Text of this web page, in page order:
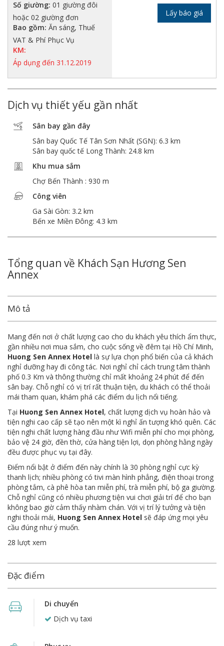
Số giường: 01 giường đôi
hoặc 02 giường đơn
Bao gồm: Ăn sáng, Thuế
VAT & Phí Phục Vụ
KM:
Áp dụng đến 31.12.2019
Lấy báo giá
Dịch vụ thiết yếu gần nhất
Sân bay gần đây
Sân bay Quốc Tế Tân Sơn Nhất (SGN): 6.3 km
Sân bay quốc tế Long Thành: 24.8 km
Khu mua sắm
Chợ Bến Thành : 930 m
Công viên
Ga Sài Gòn: 3.2 km
Bến xe Miền Đông: 4.3 km
Tổng quan về Khách Sạn Hương Sen
Annex
Mô tả
Mang đến nơi ở chất lượng cao cho du khách yêu thích ẩm thực,
gần nhiều nơi mua sắm, cho cuộc sống về đêm tại Hồ Chí Minh,
Huong Sen Annex Hotel là sự lựa chọn phổ biến của cả khách
nghỉ dưỡng hay đi công tác. Nơi nghỉ chỉ cách trung tâm thành
phố 0.3 Km và thông thường chỉ mất khoảng 24 phút để đến
sân bay. Chỗ nghỉ có vị trí rất thuận tiện, du khách có thể thoải
mái tham quan, khám phá các điểm du lịch nổi tiếng.
Tại Huong Sen Annex Hotel, chất lượng dịch vụ hoàn hảo và
tiện nghi cao cấp sẽ tạo nên một kì nghỉ ấn tượng khó quên. Các
tiện nghi chất lượng hàng đầu như Wifi miễn phí cho mọi phòng,
bảo vệ 24 giờ, đền thờ, cửa hàng tiện lợi, dọn phòng hằng ngày
đều được phục vụ tại đây.
Điểm nổi bật ở điểm đến này chính là 30 phòng nghỉ cực kỳ
thanh lịch; nhiều phòng có tivi màn hình phẳng, điện thoại trong
phòng tắm, cà phê hòa tan miễn phí, trà miễn phí, bộ ga giường.
Chỗ nghỉ cũng có nhiều phương tiện vui chơi giải trí để cho bạn
không bao giờ cảm thấy nhàm chán. Với vị trí lý tưởng và tiện
nghi thoải mái, Huong Sen Annex Hotel sẽ đáp ứng mọi yêu
cầu đúng như ý muốn.
28 lượt xem
Đặc điểm
Di chuyển
Dịch vụ taxi